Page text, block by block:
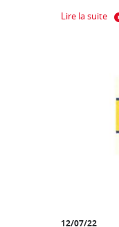
Lire la suite
12/07/22